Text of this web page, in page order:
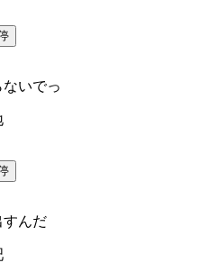
いでっ
すんだ